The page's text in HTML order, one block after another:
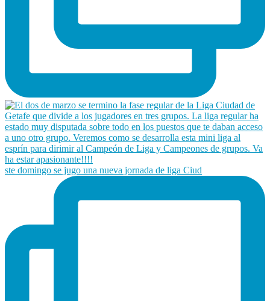
ste domingo se jugo una nueva jornada de liga Ciud